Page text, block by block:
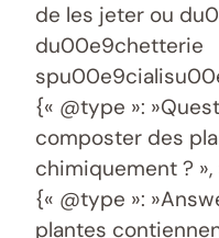
de les jeter ou
du00e9chetterie
{« @type »:
composter des
chimiquement ?
{« @type »:
plantes